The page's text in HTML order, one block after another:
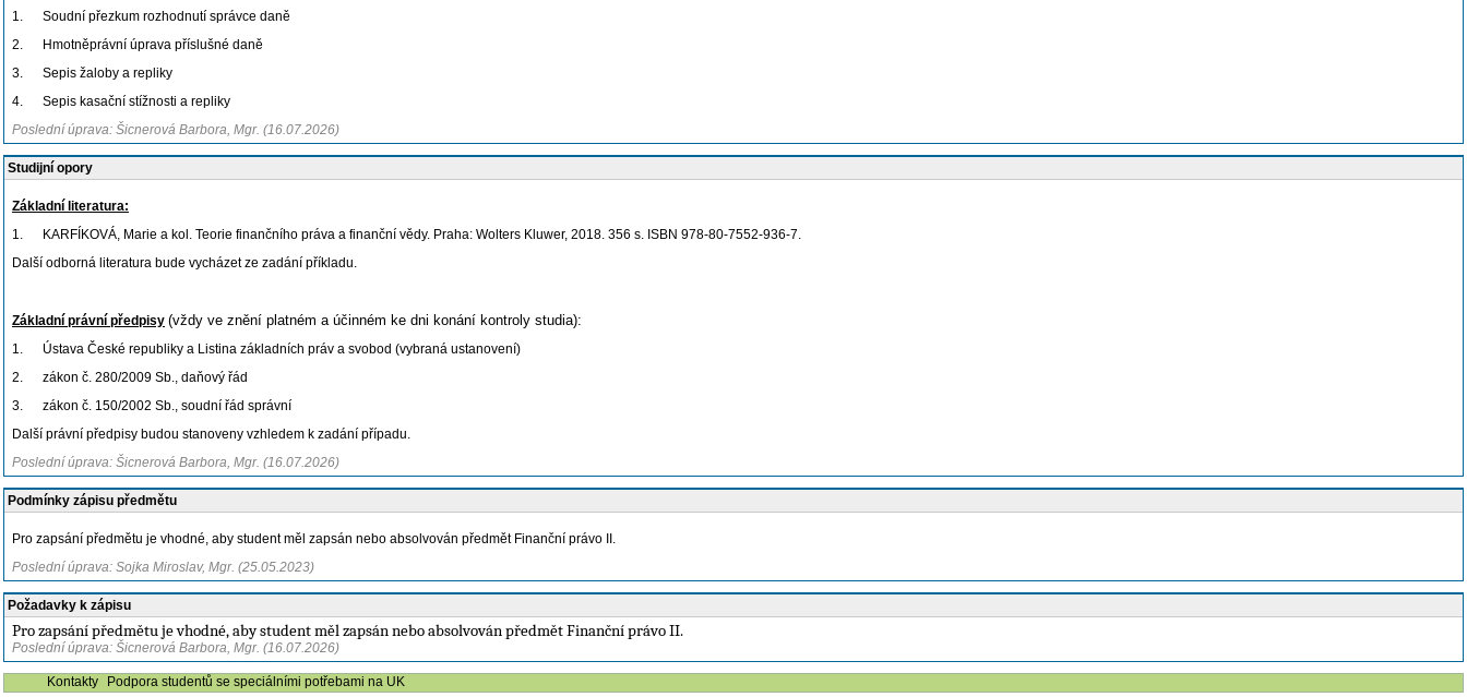
1.
Soudní přezkum rozhodnutí správce daně
2.
Hmotněprávní úprava příslušné daně
3.
Sepis žaloby a repliky
4.
Sepis kasační stížnosti a repliky
Poslední úprava: Šicnerová Barbora, Mgr. (16.07.2026)
Studijní opory
Základní literatura:
1.
KARFÍKOVÁ, Marie a kol. Teorie finančního práva a finanční vědy. Praha: Wolters Kluwer, 2018. 356 s. ISBN 978-80-7552-936-7.
Další odborná literatura bude vycházet ze zadání příkladu.
Základní právní předpisy (vždy ve znění platném a účinném ke dni konání kontroly studia):
1.
Ústava České republiky a Listina základních práv a svobod (vybraná ustanovení)
2.
zákon č. 280/2009 Sb., daňový řád
3.
zákon č. 150/2002 Sb., soudní řád správní
Další právní předpisy budou stanoveny vzhledem k zadání případu.
Poslední úprava: Šicnerová Barbora, Mgr. (16.07.2026)
Podmínky zápisu předmětu
Pro zapsání předmětu je vhodné, aby student měl zapsán nebo absolvován předmět Finanční právo II.
Poslední úprava: Sojka Miroslav, Mgr. (25.05.2023)
Požadavky k zápisu
Pro zapsání předmětu je vhodné, aby student měl zapsán nebo absolvován předmět Finančníprávo II.
Poslední úprava: Šicnerová Barbora, Mgr. (16.07.2026)
Kontakty Podpora studentů se speciálními potřebami na UK